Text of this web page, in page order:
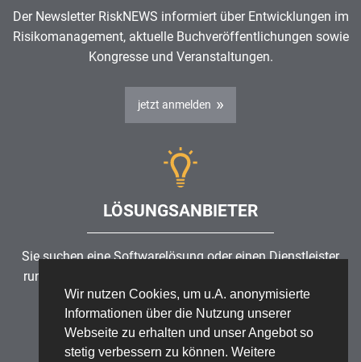
Wir nutzen Cookies, um u.A. anonymisierte
Informationen über die Nutzung unserer
Webseite zu erhalten und unser Angebot so
stetig verbessern zu können. Weitere
Der Newsletter RiskNEWS informiert über Entwicklungen im
Risikomanagement, aktuelle Buchveröffentlichungen sowie
Kongresse und Veranstaltungen.
jetzt anmelden
LÖSUNGSANBIETER
Sie suchen eine Softwarelösung oder einen Dienstleister
rund um die Themen
ISMS?
Partner finden